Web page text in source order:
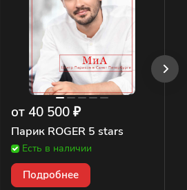
от 40 500 ₽
Парик ROGER 5 stars
Есть в наличии
Подробнее